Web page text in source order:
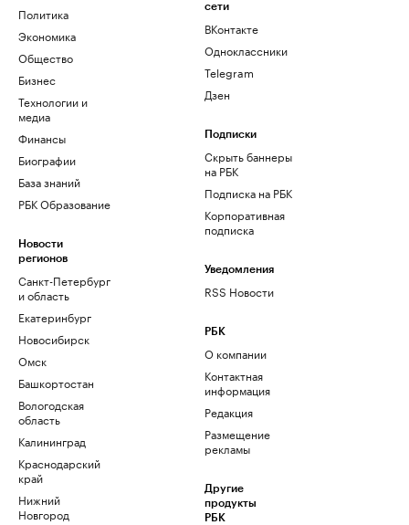
Политика
Экономика
Общество
Бизнес
Технологии и
медиа
Финансы
Биографии
База знаний
РБК Образование
Новости
регионов
Санкт-Петербург
и область
Екатеринбург
Новосибирск
Омск
Башкортостан
Вологодская
область
Калининград
Краснодарский
край
Нижний
Новгород
сети
ВКонтакте
Одноклассники
Telegram
Дзен
Подписки
Скрыть баннеры
на РБК
Подписка на РБК
Корпоративная
подписка
Уведомления
RSS Новости
РБК
О компании
Контактная
информация
Редакция
Размещение
рекламы
Другие
продукты
РБК